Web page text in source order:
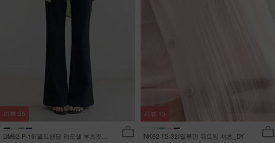
DM62-P-19/폴드밴딩 리오셀 부츠컷팬
리뷰 35
NK62-TS-32/일루민 뒤트임 셔츠_DY
리뷰 15